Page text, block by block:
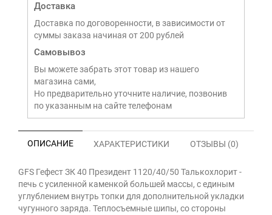
Доставка
Доставка по договоренности, в зависимости от
суммы заказа начиная от 200 рублей
Самовывоз
Вы можете забрать этот товар из нашего
магазина сами,
Но предварительно уточните наличие, позвонив
по указанным на сайте телефонам
ОПИСАНИЕ ХАРАКТЕРИСТИКИ ОТЗЫВЫ (0)
GFS Гефест ЗК 40 Президент 1120/40/50 Талькохлорит -
печь с усиленной каменкой большей массы, с единым
углублением внутрь топки для дополнительной укладки
чугунного заряда. Теплосъемные шипы, со стороны